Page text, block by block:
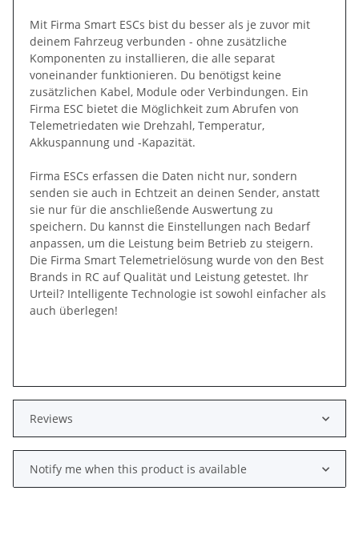
Mit Firma Smart ESCs bist du besser als je zuvor mit
deinem Fahrzeug verbunden - ohne zusätzliche
Komponenten zu installieren, die alle separat
voneinander funktionieren. Du benötigst keine
zusätzlichen Kabel, Module oder Verbindungen. Ein
Firma ESC bietet die Möglichkeit zum Abrufen von
Telemetriedaten wie Drehzahl, Temperatur,
Akkuspannung und -Kapazität.
Firma ESCs erfassen die Daten nicht nur, sondern
senden sie auch in Echtzeit an deinen Sender, anstatt
sie nur für die anschließende Auswertung zu
speichern. Du kannst die Einstellungen nach Bedarf
anpassen, um die Leistung beim Betrieb zu steigern.
Die Firma Smart Telemetrielösung wurde von den Best
Brands in RC auf Qualität und Leistung getestet. Ihr
Urteil? Intelligente Technologie ist sowohl einfacher als
auch überlegen!
Reviews
Notify me when this product is available